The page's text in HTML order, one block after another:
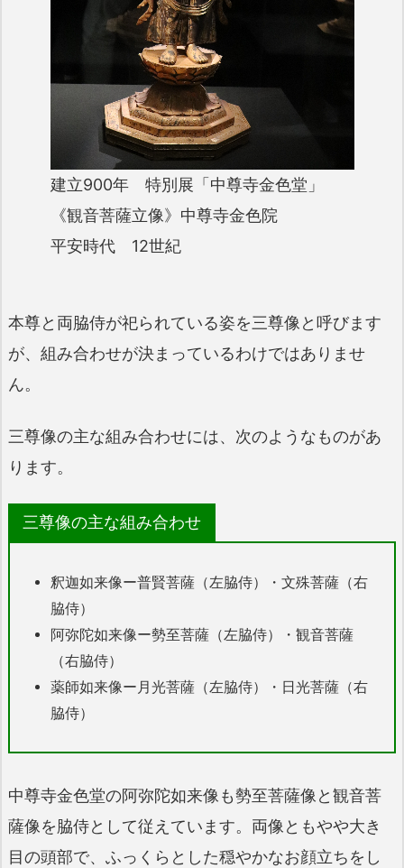
建立900年 特別展「中尊寺金色堂」
《観音菩薩立像》中尊寺金色院
平安時代 12世紀
本尊と両脇侍が祀られている姿を三尊像と呼びます
が、組み合わせが決まっているわけではありませ
ん。
三尊像の主な組み合わせには、次のようなものがあ
ります。
三尊像の主な組み合わせ
釈迦如来像ー普賢菩薩（左脇侍）・文殊菩薩（右
脇侍）
阿弥陀如来像ー勢至菩薩（左脇侍）・観音菩薩
（右脇侍）
薬師如来像ー月光菩薩（左脇侍）・日光菩薩（右
脇侍）
中尊寺金色堂の阿弥陀如来像も勢至菩薩像と観音菩
薩像を脇侍として従えています。両像ともやや大き
目の頭部で、ふっくらとした穏やかなお顔立ちをし